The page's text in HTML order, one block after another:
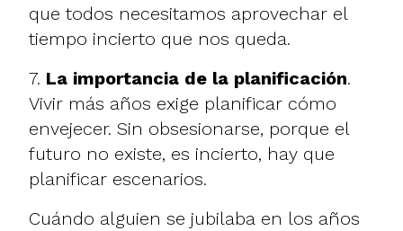
que todos necesitamos aprovechar el
tiempo incierto que nos queda.
7. La importancia de la planificación.
Vivir más años exige planificar cómo
envejecer. Sin obsesionarse, porque el
futuro no existe, es incierto, hay que
planificar escenarios.
Cuándo alguien se jubilaba en los años